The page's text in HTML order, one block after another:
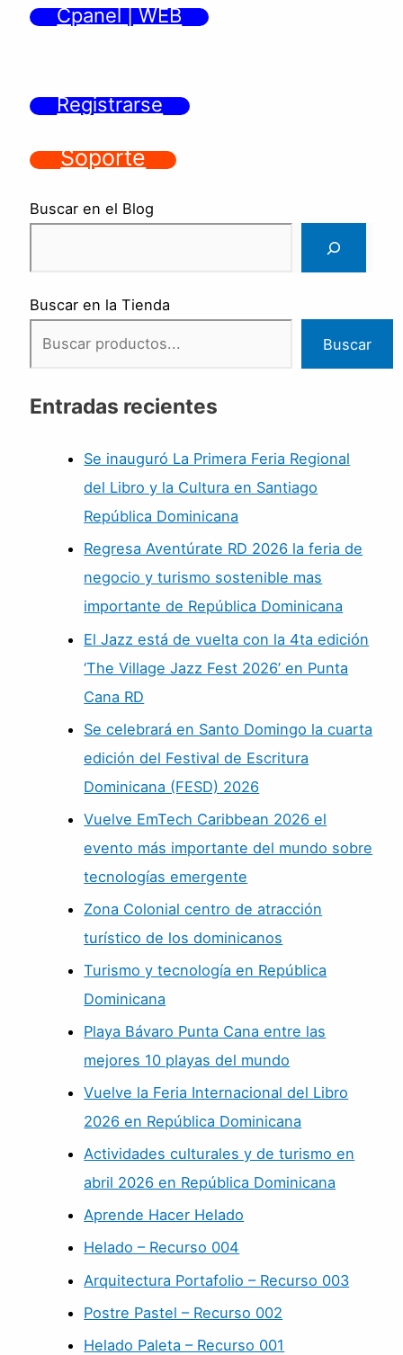
Cpanel | WEB
Registrarse
Soporte
Buscar en el Blog
Buscar en la Tienda
Buscar
Entradas recientes
Se inauguró La Primera Feria Regional
del Libro y la Cultura en Santiago
República Dominicana
Regresa Aventúrate RD 2026 la feria de
negocio y turismo sostenible mas
importante de República Dominicana
El Jazz está de vuelta con la 4ta edición
‘The Village Jazz Fest 2026’ en Punta
Cana RD
Se celebrará en Santo Domingo la cuarta
edición del Festival de Escritura
Dominicana (FESD) 2026
Vuelve EmTech Caribbean 2026 el
evento más importante del mundo sobre
tecnologías emergente
Zona Colonial centro de atracción
turístico de los dominicanos
Turismo y tecnología en República
Dominicana
Playa Bávaro Punta Cana entre las
mejores 10 playas del mundo
Vuelve la Feria Internacional del Libro
2026 en República Dominicana
Actividades culturales y de turismo en
abril 2026 en República Dominicana
Aprende Hacer Helado
Helado – Recurso 004
Arquitectura Portafolio – Recurso 003
Postre Pastel – Recurso 002
Helado Paleta – Recurso 001